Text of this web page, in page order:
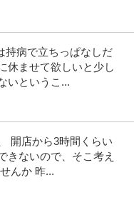
持病で立ちっぱなしだ
休ませて欲しいと少し
いというこ...
開店から3時間くらい
きないので、そこ考え
んか 昨...